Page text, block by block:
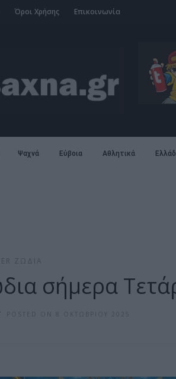
Όροι Χρήσης Επικοινωνία
Ψαχνά Εύβοια Αθλητικά
ΖΏΔΙΑ
σήμερα
POSTED ON 8 ΟΚΤΩΒΡΊΟΥ 2025